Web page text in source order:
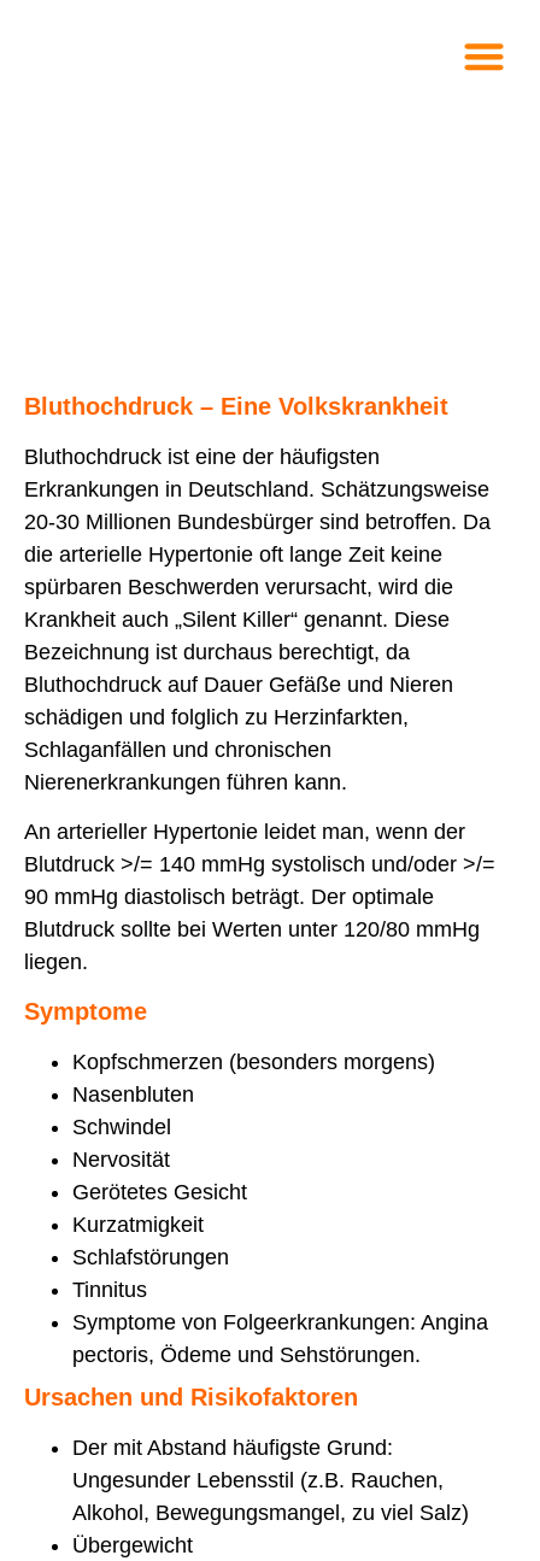
Bluthochdruck – Eine Volkskrankheit
Bluthochdruck ist eine der häufigsten
Erkrankungen in Deutschland. Schätzungsweise
20-30 Millionen Bundesbürger sind betroffen. Da
die arterielle Hypertonie oft lange Zeit keine
spürbaren Beschwerden verursacht, wird die
Krankheit auch „Silent Killer“ genannt. Diese
Bezeichnung ist durchaus berechtigt, da
Bluthochdruck auf Dauer Gefäße und Nieren
schädigen und folglich zu Herzinfarkten,
Schlaganfällen und chronischen
Nierenerkrankungen führen kann.
An arterieller Hypertonie leidet man, wenn der
Blutdruck >/= 140 mmHg systolisch und/oder >/=
90 mmHg diastolisch beträgt. Der optimale
Blutdruck sollte bei Werten unter 120/80 mmHg
liegen.
Symptome
Kopfschmerzen (besonders morgens)
Nasenbluten
Schwindel
Nervosität
Gerötetes Gesicht
Kurzatmigkeit
Schlafstörungen
Tinnitus
Symptome von Folgeerkrankungen: Angina
pectoris, Ödeme und Sehstörungen.
Ursachen und Risikofaktoren
Der mit Abstand häufigste Grund:
Ungesunder Lebensstil (z.B. Rauchen,
Alkohol, Bewegungsmangel, zu viel Salz)
Übergewicht